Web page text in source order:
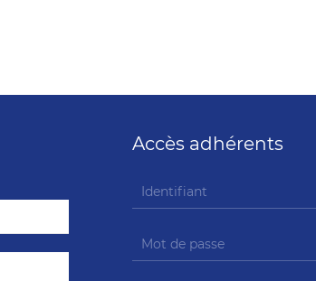
Accès adhérents